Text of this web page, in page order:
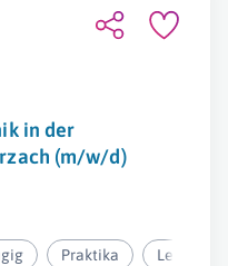
in der
(m/w/d)
Praktika Lehre